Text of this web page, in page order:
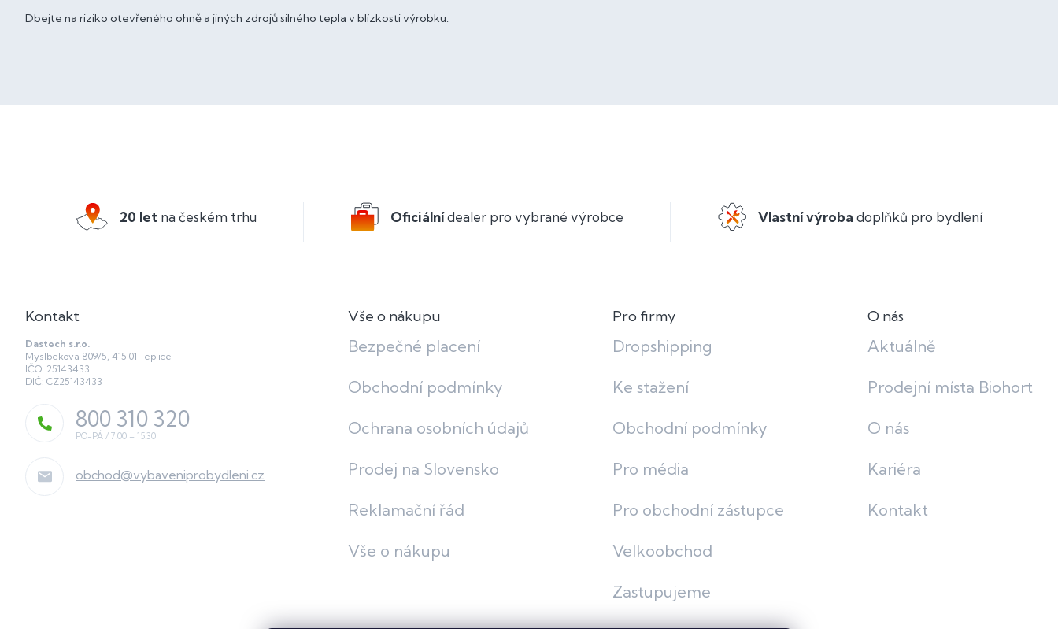
Dbejte na riziko otevřeného ohně a jiných zdrojů silného tepla v blízkosti výrobku.
20 let na českém trhu Oficiálnídealer pro vybrané výrobce Vlastní výroba doplňků pro bydlení
Kontakt
Dastech s.r.o.
Myslbekova 809/5, 415 01 Teplice
IČO: 25143433
DIČ: CZ25143433
obchod@vybaveniprobydleni.cz
800 310 320
Vše o nákupu
Bezpečné placení
Obchodní podmínky
Ochrana osobních údajů
Prodej na Slovensko
Reklamační řád
Vše o nákupu
Pro firmy
Dropshipping
Ke stažení
Obchodní podmínky
Pro média
Pro obchodní zástupce
Velkoobchod
Zastupujeme
O nás
Aktuálně
Prodejní místa Biohort
O nás
Kariéra
Kontakt